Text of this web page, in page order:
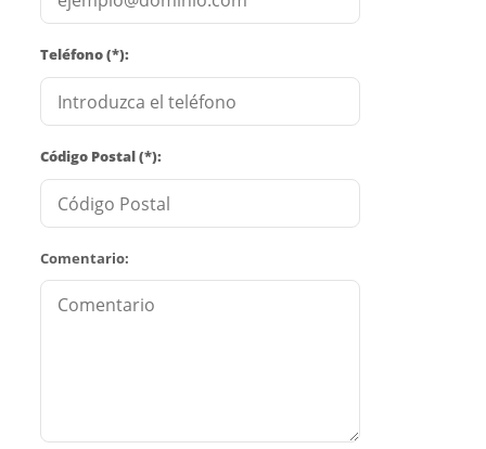
Teléfono (*):
Código Postal (*):
Comentario: